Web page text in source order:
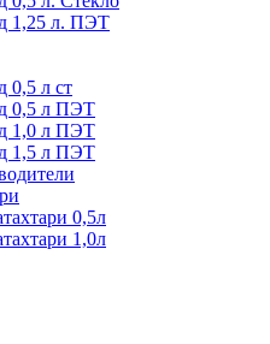
1,25 л. ПЭТ
0,5 л ст
0,5 л ПЭТ
1,0 л ПЭТ
1,5 л ПЭТ
0,5л
1,0л